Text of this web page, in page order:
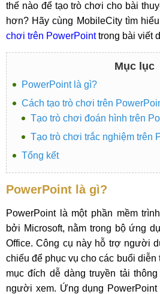
thế nào để tạo trò chơi cho bài
hơn? Hãy cùng MobileCity tìm
chơi trên PowerPointtrong bài viết
Mục lục
PowerPoint là gì?
Cách tạo trò chơi trên
Tạo trò chơi đoán hình trên
Tạo trò chơi trắc nghiệm trên
Tổng kết
PowerPoint là gì?
PowerPoint là một phần mềm
bởi Microsoft, nằm trong bộ ứng
Office. Công cụ này hỗ trợ người
chiếu để phục vụ cho các buổi diễn
mục đích dễ dàng truyền tải
người xem. Ứng dụng